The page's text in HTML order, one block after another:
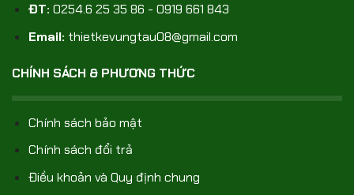
ĐT: 0254.6 25 35 86 - 0919 661 843
Email: thietkevungtau08@gmail.com
CHÍNH SÁCH & PHƯƠNG THỨC
Chính sách bảo mật
Chính sách đổi trả
Điều khoản và Quy định chung